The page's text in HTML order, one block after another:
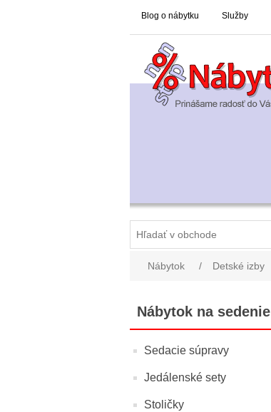
Blog o nábytku Služby
Nábytok / Detské izby
Nábytok na sedenie
Sedacie súpravy
Jedálenské sety
Stoličky